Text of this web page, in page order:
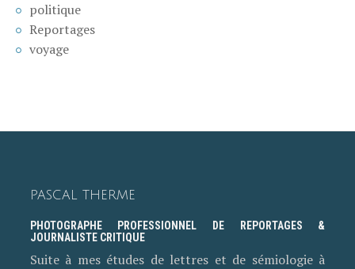
politique
Reportages
voyage
PASCAL THERME
PHOTOGRAPHE PROFESSIONNEL DE REPORTAGES &
JOURNALISTE CRITIQUE
Suite à mes études de lettres et de sémiologie à